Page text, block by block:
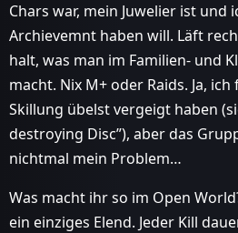
Chars war, mein Juwelier ist und
Archievemnt haben will. Läft
halt, was man im Familien- und
macht. Nix M+ oder Raids. Ja,
Skillung übelst vergeigt haben
destroying Disc”), aber das
nichtmal mein Problem…
Was macht ihr so im Open
ein einziges Elend. Jeder Kill